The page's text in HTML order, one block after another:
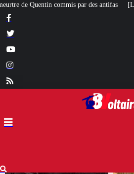
antifas [L’ÉTÉ BV] Sur son bureau,